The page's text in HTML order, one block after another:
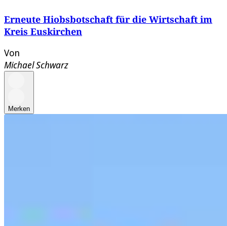
Erneute Hiobsbotschaft für die Wirtschaft im
Kreis Euskirchen
Von
Michael Schwarz
Merken